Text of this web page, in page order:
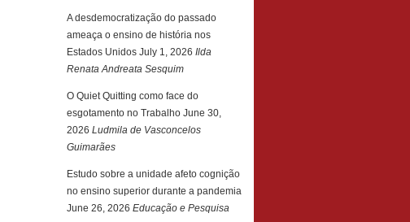
A desdemocratização do passado
ameaça o ensino de história nos
Estados Unidos July 1, 2026 Ilda
Renata Andreata Sesquim
O Quiet Quitting como face do
esgotamento no Trabalho June 30,
2026 Ludmila de Vasconcelos
Guimarães
Estudo sobre a unidade afeto cognição
no ensino superior durante a pandemia
June 26, 2026 Educação e Pesquisa